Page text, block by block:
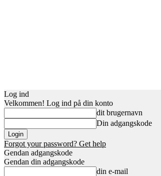
Log ind
Velkommen! Log ind på din konto
dit brugernavn
Din adgangskode
Forgot your password? Get help
Gendan adgangskode
Gendan din adgangskode
din e-mail